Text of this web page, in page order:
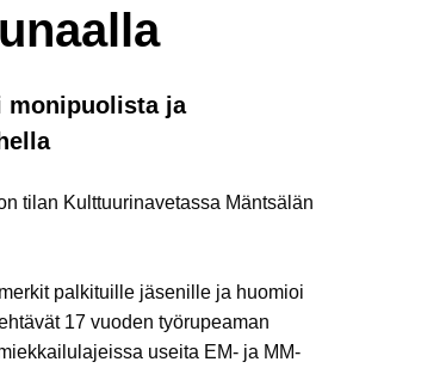
monipuolista ja
tilan Kulttuurinavetassa Mäntsälän
palkituille jäsenille ja huomioi
17 vuoden työrupeaman
useita EM- ja MM-